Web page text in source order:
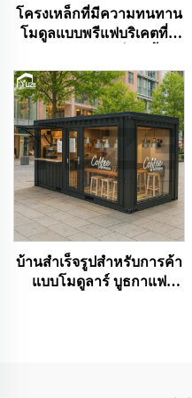
โครงเหล็กที่มีความทนทาน
โมดูลแบบพรีแฟบริเคตที่มี
ลายไม้สวยงาม เหมาะ
สำหรับใช้งานภายนอก
อาคาร สำหรับใช้ในบ้าน
โรงแรม สำนักงาน และ
อาคาร
บ้านสำเร็จรูปสำหรับการค้า
แบบโมดูลาร์ บูธกาแฟ